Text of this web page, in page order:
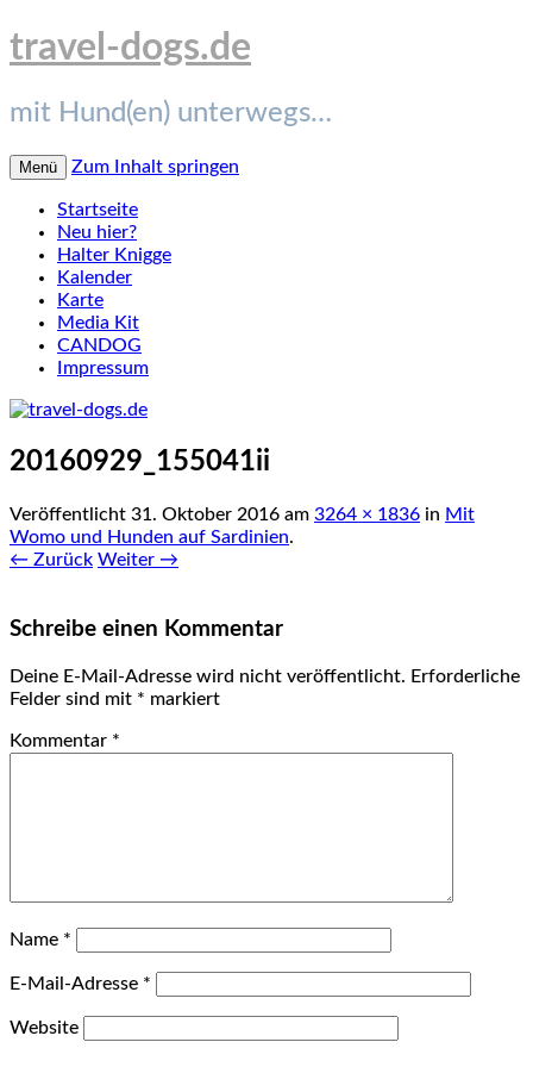
travel-dogs.de
mit Hund(en) unterwegs…
Menü Zum Inhalt springen
Startseite
Neu hier?
Halter Knigge
Kalender
Karte
Media Kit
CANDOG
Impressum
20160929_155041ii
Veröffentlicht 31. Oktober 2016 am 3264 × 1836 in Mit
Womo und Hunden auf Sardinien.
← Zurück Weiter →
Schreibe einen Kommentar
Deine E-Mail-Adresse wird nicht veröffentlicht. Erforderliche
Felder sind mit * markiert
Kommentar *
Name *
E-Mail-Adresse *
Website